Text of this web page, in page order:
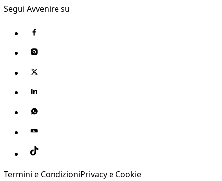
Segui Avvenire su
Termini e CondizioniPrivacy e Cookie